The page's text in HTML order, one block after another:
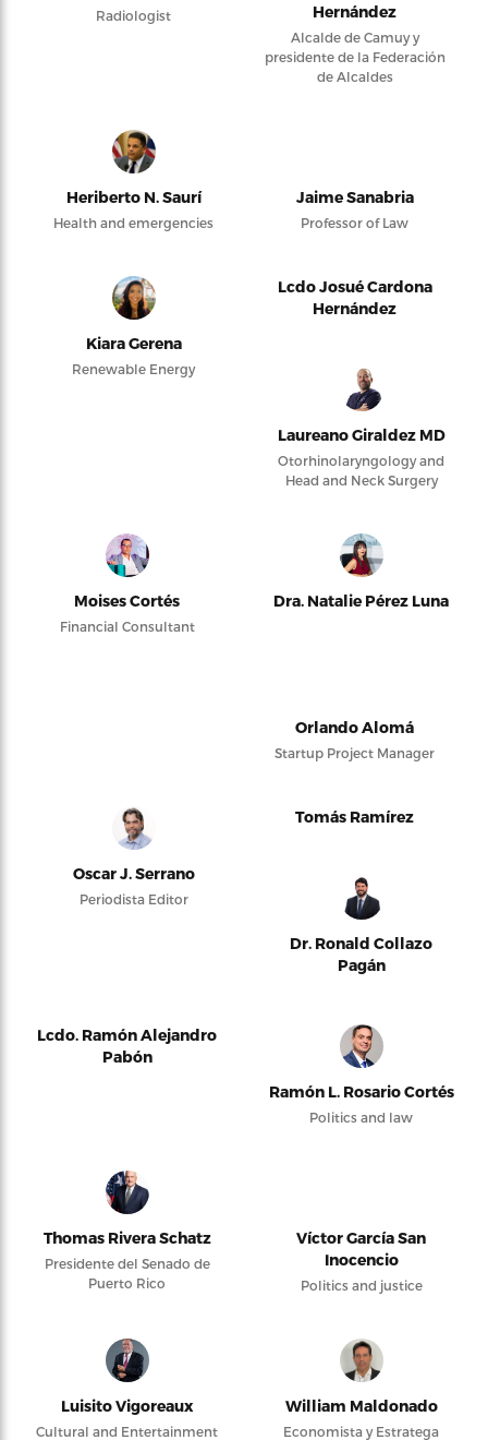
Radiologist
Hernández
Alcalde de Camuy y
presidente de la Federación
de Alcaldes
Heriberto N. Saurí
Health and emergencies
Jaime Sanabria
Professor of Law
Kiara Gerena
Renewable Energy
Lcdo Josué Cardona
Hernández
Laureano Giraldez MD
Otorhinolaryngology and
Head and Neck Surgery
Moises Cortés
Financial Consultant
Dra. Natalie Pérez Luna
Orlando Alomá
Startup Project Manager
Oscar J. Serrano
Periodista Editor
Tomás Ramírez
Dr. Ronald Collazo
Pagán
Lcdo. Ramón Alejandro
Pabón
Ramón L. Rosario Cortés
Politics and law
Thomas Rivera Schatz
Presidente del Senado de
Puerto Rico
Víctor García San
Inocencio
Politics and justice
Luisito Vigoreaux
Cultural and Entertainment
William Maldonado
Economista y Estratega